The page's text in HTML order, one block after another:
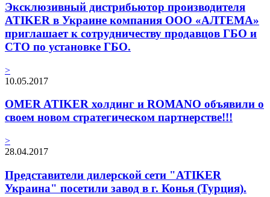
Эксклюзивный дистрибьютор производителя
ATIKER в Украине компания ООО «АЛТЕМА»
приглашает к сотрудничеству продавцов ГБО и
СТО по установке ГБО.
>
10.05.2017
OMER ATIKER холдинг и ROMANO объявили о
своем новом стратегическом партнерстве!!!
>
28.04.2017
Представители дилерской сети "ATIKER
Украина" посетили завод в г. Конья (Турция).